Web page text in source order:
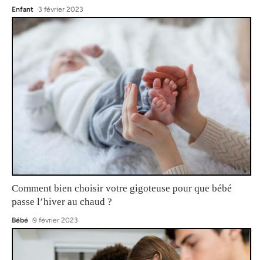
Enfant 3 février 2023
Comment bien choisir votre gigoteuse pour que bébé
passe l’hiver au chaud ?
Bébé 9 février 2023